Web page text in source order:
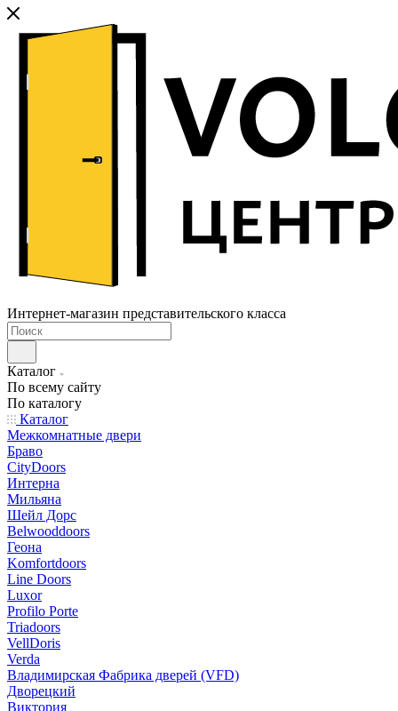
Интернет-магазин представительского класса
Каталог
По всему сайту
По каталогу
Каталог
Межкомнатные двери
Браво
CityDoors
Интерна
Мильяна
Шейл Дорс
Belwooddoors
Геона
Komfortdoors
Line Doors
Luxor
Profilo Porte
Triadoors
VellDoris
Verda
Владимирская Фабрика дверей (VFD)
Дворецкий
Виктория